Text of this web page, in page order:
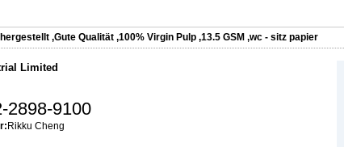
,Gute Qualität ,100% Virgin Pulp ,13.5 GSM ,wc - sitz papier
Limited
2898-9100
Rikku Cheng